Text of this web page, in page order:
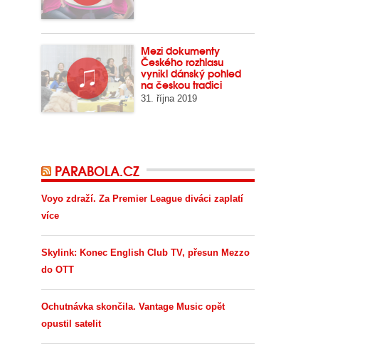
Mezi dokumenty
Českého rozhlasu
vynikl dánský pohled
na českou tradici
31. října 2019
PARABOLA.CZ
Voyo zdraží. Za Premier League diváci zaplatí
více
Skylink: Konec English Club TV, přesun Mezzo
do OTT
Ochutnávka skončila. Vantage Music opět
opustil satelit